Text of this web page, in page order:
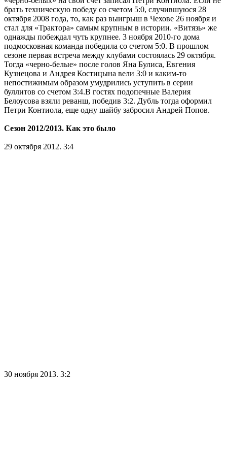
брать техническую победу со счетом 5:0, случившуюся 28
октября 2008 года, то, как раз выигрыш в Чехове 26 ноября и
стал для «Трактора» самым крупным в истории. «Витязь» же
однажды побеждал чуть крупнее. 3 ноября 2010-го дома
подмосковная команда победила со счетом 5:0. В прошлом
сезоне первая встреча между клубами состоялась 29 октября.
Тогда «черно-белые» после голов Яна Булиса, Евгения
Кузнецова и Андрея Костицына вели 3:0 и каким-то
непостижимым образом умудрились уступить в серии
буллитов со счетом 3:4.В гостях подопечные Валерия
Белоусова взяли реванш, победив 3:2. Дубль тогда оформил
Петри Контиола, еще одну шайбу забросил Андрей Попов.
Сезон 2012/2013. Как это было
29 октября 2012. 3:4
30 ноября 2013. 3:2